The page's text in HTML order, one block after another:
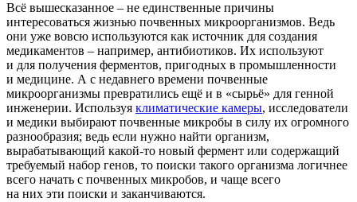
Всё вышесказанное – не единственные причины
интересоваться жизнью почвенных микроорганизмов. Ведь
они уже вовсю используются как источник для создания
медикаментов – например, антибиотиков. Их используют
и для получения ферментов, пригодных в промышленности
и медицине. А с недавнего времени почвенные
микроорганизмы превратились ещё и в «сырьё» для генной
инженерии. Используя климатические камеры, исследователи
и медики выбирают почвенные микробы в силу их огромного
разнообразия; ведь если нужно найти организм,
вырабатывающий какой-то новый фермент или содержащий
требуемый набор генов, то поиски такого организма логичнее
всего начать с почвенных микробов, и чаще всего
на них эти поиски и заканчиваются.